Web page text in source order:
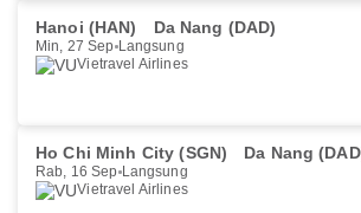
Hanoi (HAN) Da Nang (DAD)
Min, 27 Sep Langsung
Vietravel Airlines
Ho Chi Minh City (SGN) Da Nang
Rab, 16 Sep Langsung
Vietravel Airlines